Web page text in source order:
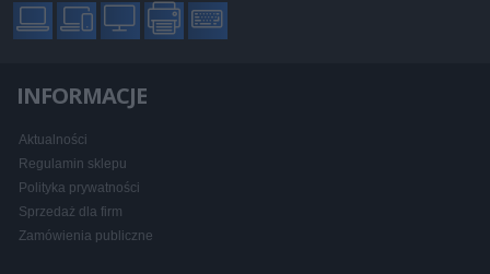
INFORMACJE
Aktualności
Regulamin sklepu
Polityka prywatności
Sprzedaż dla firm
Zamówienia publiczne